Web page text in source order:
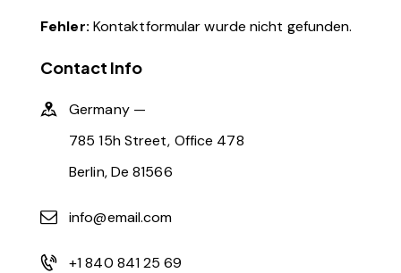
Fehler: Kontaktformular wurde nicht gefunden.
Contact Info
Germany —
785 15h Street, Office 478
Berlin, De 81566
info@email.com
+1 840 841 25 69